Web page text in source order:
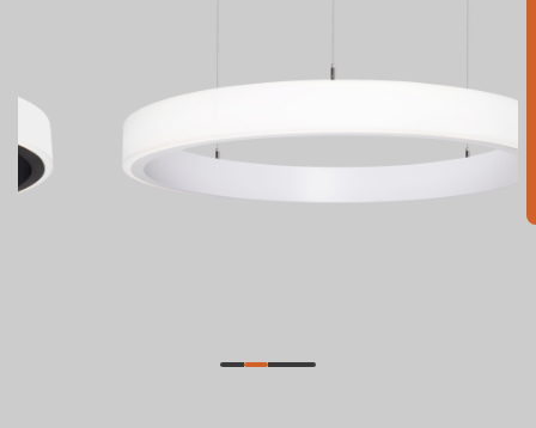
Soluções Acústicas
Melhores Projetos